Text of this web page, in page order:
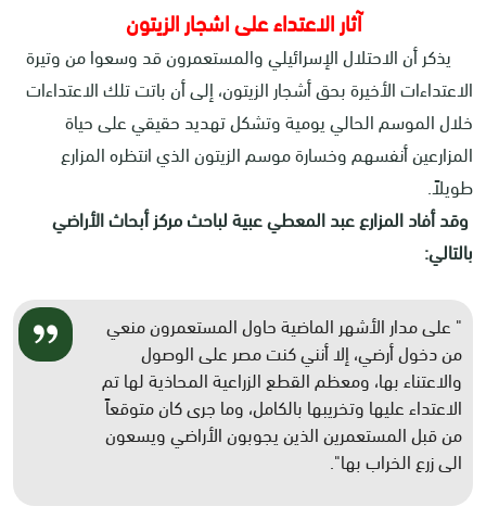
آثار الاعتداء على اشجار الزيتون
يذكر أن الاحتلال الإسرائيلي والمستعمرون قد وسعوا من وتيرة
الاعتداءات الأخيرة بحق أشجار الزيتون، إلى أن باتت تلك الاعتداءات
خلال الموسم الحالي يومية وتشكل تهديد حقيقي على حياة
المزارعين أنفسهم وخسارة موسم الزيتون الذي انتظره المزارع
طويلاً.
وقد أفاد المزارع عبد المعطي عبية لباحث مركز أبحاث الأراضي
بالتالي:
" على مدار الأشهر الماضية حاول المستعمرون منعي
من دخول أرضي، إلا أنني كنت مصر على الوصول
والاعتناء بها، ومعظم القطع الزراعية المحاذية لها تم
الاعتداء عليها وتخريبها بالكامل، وما جرى كان متوقعاً
من قبل المستعمرين الذين يجوبون الأراضي ويسعون
الى زرع الخراب بها".